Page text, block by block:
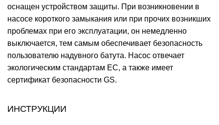
оснащен устройством защиты. При возникновении в
насосе короткого замыкания или при прочих возникших
проблемах при его эксплуатации, он немедленно
выключается, тем самым обеспечивает безопасность
пользователю надувного батута. Насос отвечает
экологическим стандартам ЕС, а также имеет
сертификат безопасности GS.
ИНСТРУКЦИИ